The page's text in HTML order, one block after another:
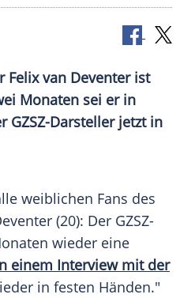
Felix van Deventer ist
Monaten sei er in
GZSZ-Darsteller jetzt in
weiblichen Fans des
(20): Der GZSZ-
wieder eine
einem Interview mit der
in festen Händen."